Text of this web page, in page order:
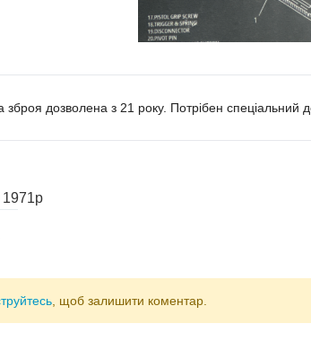
зброя дозволена з 21 року. Потрібен
1971р
, щоб залишити коментар.